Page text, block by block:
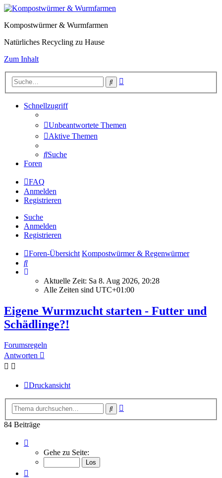
Kompostwürmer & Wurmfarmen
Natürliches Recycling zu Hause
Zum Inhalt
Suche
Schnellzugriff
Unbeantwortete Themen
Aktive Themen
Suche
Foren
FAQ
Anmelden
Registrieren
Suche
Anmelden
Registrieren
Foren-Übersicht Kompostwürmer & Regenwürmer
Suche
Aktuelle Zeit: Sa 8. Aug 2026, 20:28
Alle Zeiten sind UTC+01:00
Eigene Wurmzucht starten - Futter und
Schädlinge?!
Forumsregeln
Antworten
Druckansicht
Suche
84 Beiträge
von
Gehe zu Seite: